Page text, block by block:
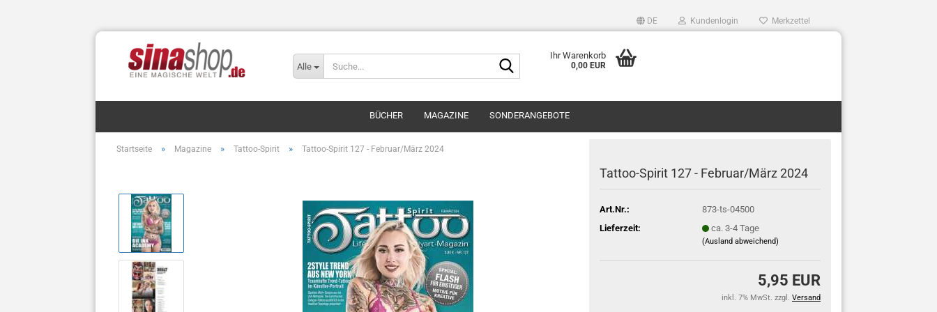
DE Kundenlogin Merkzettel
Alle
Ihr Warenkorb
0,00 EUR
BÜCHER MAGAZINE SONDERANGEBOTE
Startseite » Magazine » Tattoo-Spirit » Tattoo-Spirit 127 - Februar/März 2024
Tattoo-Spirit 127 - Februar/März 2024
Art.Nr.:
873-ts-04500
Lieferzeit:
ca. 3-4 Tage
(Ausland abweichend)
5,95 EUR
inkl. 7% MwSt. zzgl. Versand